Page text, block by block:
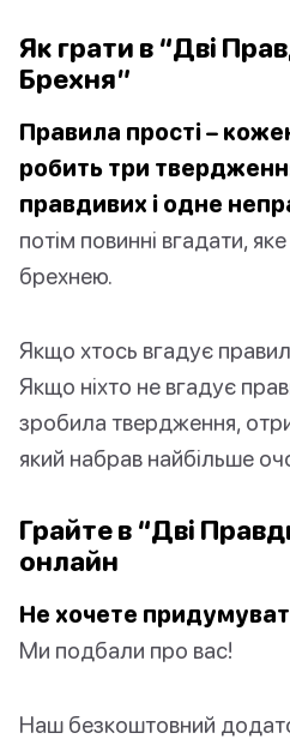
Як грати в “Дві
Брехня”
Правила прості –
робить три
правдивих і одне
потім повинні вгадати,
брехнею.
Якщо хтось вгадує
Якщо ніхто не вгадує
зробила твердження,
який набрав найбільше
Грайте в “Дві
онлайн
Не хочете
Ми подбали про вас!
Наш безкоштовний